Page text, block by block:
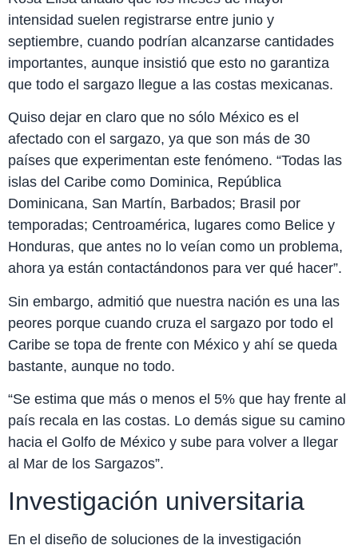
intensidad suelen registrarse entre junio y
septiembre, cuando podrían alcanzarse cantidades
importantes, aunque insistió que esto no garantiza
que todo el sargazo llegue a las costas mexicanas.
Quiso dejar en claro que no sólo México es el
afectado con el sargazo, ya que son más de 30
países que experimentan este fenómeno. “Todas las
islas del Caribe como Dominica, República
Dominicana, San Martín, Barbados; Brasil por
temporadas; Centroamérica, lugares como Belice y
Honduras, que antes no lo veían como un problema,
ahora ya están contactándonos para ver qué hacer”.
Sin embargo, admitió que nuestra nación es una las
peores porque cuando cruza el sargazo por todo el
Caribe se topa de frente con México y ahí se queda
bastante, aunque no todo.
“Se estima que más o menos el 5% que hay frente al
país recala en las costas. Lo demás sigue su camino
hacia el Golfo de México y sube para volver a llegar
al Mar de los Sargazos”.
Investigación universitaria
En el diseño de soluciones de la investigación